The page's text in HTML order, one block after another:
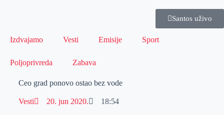
Santos uživo
Izdvajamo Vesti Emisije Sport
Poljoprivreda Zabava
Ceo grad ponovo ostao bez vode
Vesti 20. jun 2020. 18:54